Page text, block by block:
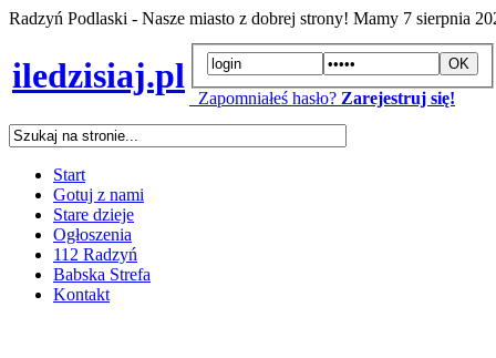
Radzyń Podlaski - Nasze miasto z dobrej strony! Mamy 7 sierpnia
iledzisiaj.pl
Zapomniałeś hasło? Zarejestruj się!
Start
Gotuj z nami
Stare dzieje
Ogłoszenia
112 Radzyń
Babska Strefa
Kontakt